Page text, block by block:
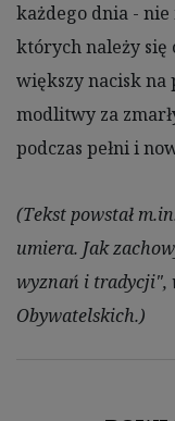
każdego dnia -
których należy się
większy nacisk
modlitwy za
podczas pełni i
(Tekst powstał
umiera. Jak
wyznań i tradycji",
Obywatelskich.)